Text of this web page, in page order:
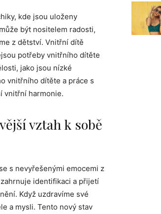
kde jsou uloženy
být nositelem radosti,
z dětství. Vnitřní dítě
potřeby vnitřního dítěte
jako jsou nízké
vnitřního dítěte a práce s
vnitřní harmonie.
vztah k sobě
s nevyřešenými emocemi z
identifikaci a přijetí
Když uzdravíme své
a mysli. Tento nový stav